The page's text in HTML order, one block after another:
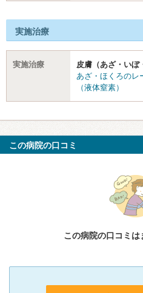
実施治療
実施治療
皮膚（あざ・いぼ
あざ・ほくろのレ
（液体窒素）
この病院の口コミ
この病院の口コミは